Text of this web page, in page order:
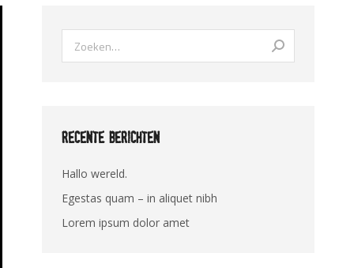
Recente berichten
Hallo wereld.
Egestas quam – in aliquet nibh
Lorem ipsum dolor amet